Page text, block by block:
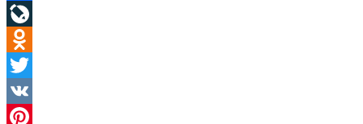
Facebook
LiveJournal
Odnoklassniki
Twitter
VK